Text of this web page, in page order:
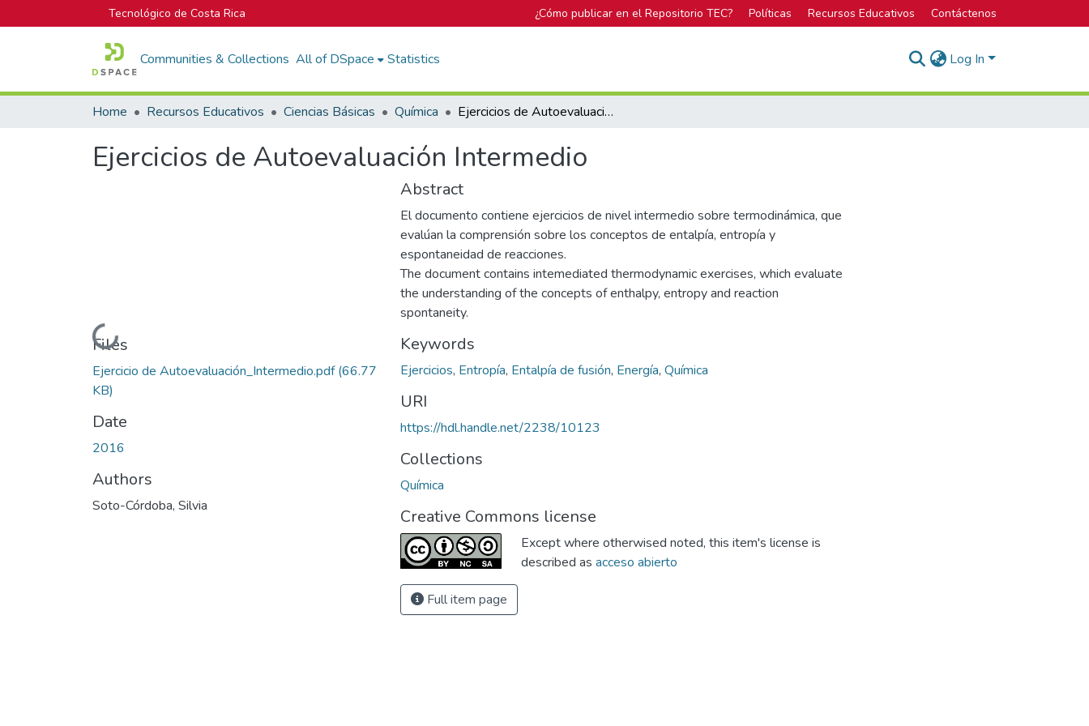
Tecnológico de Costa Rica ¿Cómo publicar en el Repositorio TEC? Políticas Recursos Educativos Contáctenos
Communities & Collections All of DSpace Statistics Log In
Home Recursos Educativos Ciencias Básicas Química Ejercicios de Autoevaluación Intermedio
Ejercicios de Autoevaluación Intermedio
Loading...
Files
Ejercicio de Autoevaluación_Intermedio.pdf(66.77
KB)
Date
2016
Authors
Soto-Córdoba, Silvia
Abstract
El documento contiene ejercicios de nivel intermedio sobre termodinámica, que
evalúan la comprensión sobre los conceptos de entalpía, entropía y
espontaneidad de reacciones.
The document contains intemediated thermodynamic exercises, which evaluate
the understanding of the concepts of enthalpy, entropy and reaction
spontaneity.
Keywords
Ejercicios, Entropía, Entalpía de fusión, Energía, Química
URI
https://hdl.handle.net/2238/10123
Collections
Química
Creative Commons license
Except where otherwised noted, this item's license is
described as acceso abierto
Full item page